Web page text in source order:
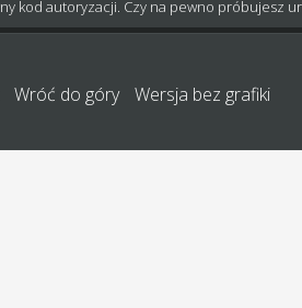
kod autoryzacji. Czy na pewno próbujesz
Wróć do góry Wersja bez grafiki